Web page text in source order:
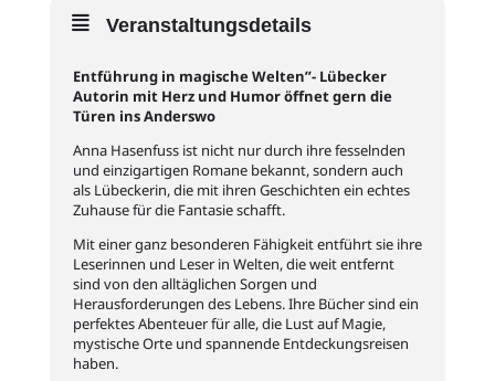
Veranstaltungsdetails
Entführung in magische Welten”- Lübecker
Autorin mit Herz und Humor öffnet gern die
Türen ins Anderswo
Anna Hasenfuss ist nicht nur durch ihre fesselnden
und einzigartigen Romane bekannt, sondern auch
als Lübeckerin, die mit ihren Geschichten ein echtes
Zuhause für die Fantasie schafft.
Mit einer ganz besonderen Fähigkeit entführt sie ihre
Leserinnen und Leser in Welten, die weit entfernt
sind von den alltäglichen Sorgen und
Herausforderungen des Lebens. Ihre Bücher sind ein
perfektes Abenteuer für alle, die Lust auf Magie,
mystische Orte und spannende Entdeckungsreisen
haben.